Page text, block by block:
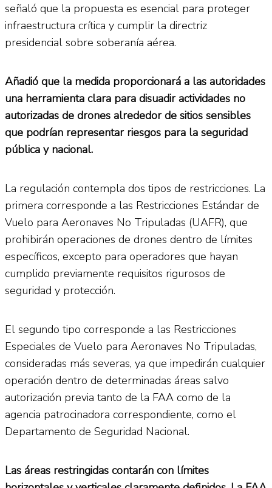
señaló que la propuesta es esencial para proteger
infraestructura crítica y cumplir la directriz
presidencial sobre soberanía aérea.
Añadió que la medida proporcionará a las autoridades
una herramienta clara para disuadir actividades no
autorizadas de drones alrededor de sitios sensibles
que podrían representar riesgos para la seguridad
pública y nacional.
La regulación contempla dos tipos de restricciones. La
primera corresponde a las Restricciones Estándar de
Vuelo para Aeronaves No Tripuladas (UAFR), que
prohibirán operaciones de drones dentro de límites
específicos, excepto para operadores que hayan
cumplido previamente requisitos rigurosos de
seguridad y protección.
El segundo tipo corresponde a las Restricciones
Especiales de Vuelo para Aeronaves No Tripuladas,
consideradas más severas, ya que impedirán cualquier
operación dentro de determinadas áreas salvo
autorización previa tanto de la FAA como de la
agencia patrocinadora correspondiente, como el
Departamento de Seguridad Nacional.
Las áreas restringidas contarán con límites